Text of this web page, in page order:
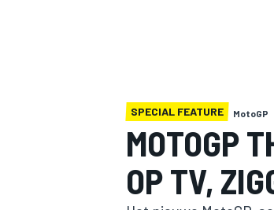
MOTOGP
SPECIAL FEATURE MotoGP
MOTOGP
OP TV,